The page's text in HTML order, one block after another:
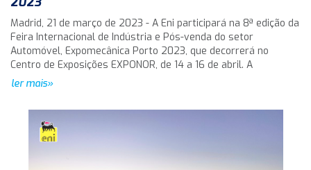
Madrid, 21 de março de 2023 - A Eni participará na 8ª edição da
Feira Internacional de Indústria e Pós-venda do setor
Automóvel, Expomecânica Porto 2023, que decorrerá no
Centro de Exposições EXPONOR, de 14 a 16 de abril. A
ler mais»